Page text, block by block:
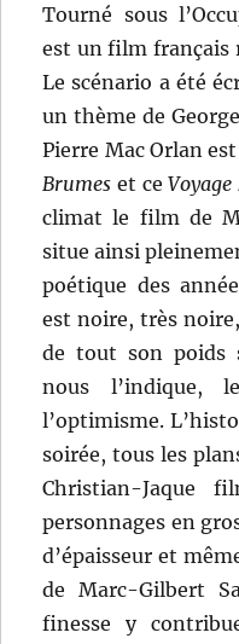
Tourné sous
est un film français
Le scénario a été
un thème de
Pierre Mac Orlan
Brumes et ceVoyage
climat le film de
situe ainsi
poétique des
est noire, très
de tout son poids
nous l’indique,
l’optimisme.
soirée, tous les
Christian-Jaque
personnages en
d’épaisseur et
de Marc-Gilbert
finesse y